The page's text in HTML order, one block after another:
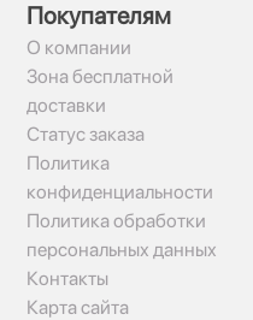
Покупателям
О компании
Зона бесплатной
доставки
Статус заказа
Политика
конфиденциальности
Политика обработки
персональных данных
Контакты
Карта сайта